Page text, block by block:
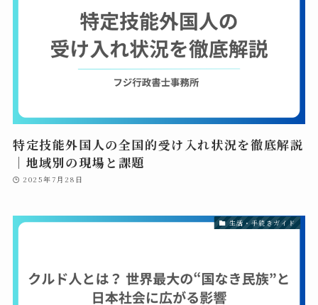
特定技能外国人の全国的受け入れ状況を徹底解説
｜地域別の現場と課題
2025年7月28日
生活・手続きガイド